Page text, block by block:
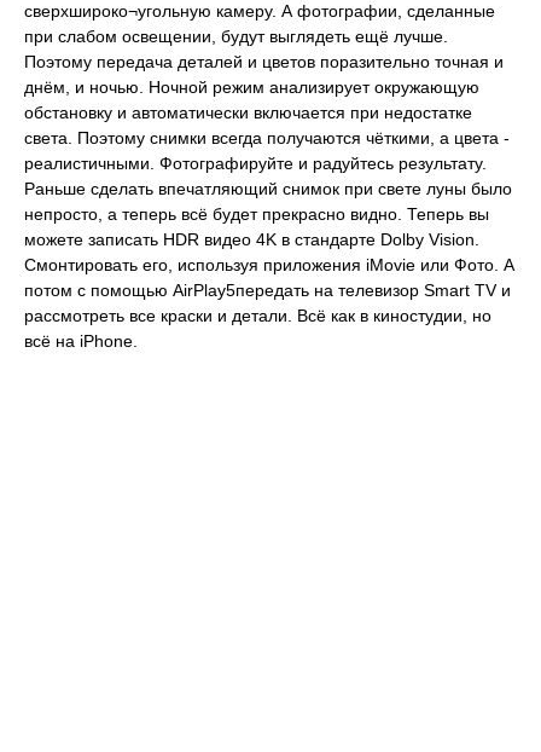
сверхшироко¬угольную камеру. А фотографии, сделанные
при слабом освещении, будут выглядеть ещё лучше.
Поэтому передача деталей и цветов поразительно точная и
днём, и ночью. Ночной режим анализирует окружающую
обстановку и автоматически включается при недостатке
света. Поэтому снимки всегда получаются чёткими, а цвета -
реалистичными. Фотографируйте и радуйтесь результату.
Раньше сделать впечатляющий снимок при свете луны было
непросто, а теперь всё будет прекрасно видно. Теперь вы
можете записать HDR видео 4K в стандарте Dolby Vision.
Смонтировать его, используя приложения iMovie или Фото. А
потом с помощью AirPlay5передать на телевизор Smart TV и
рассмотреть все краски и детали. Всё как в киностудии, но
всё на iPhone.